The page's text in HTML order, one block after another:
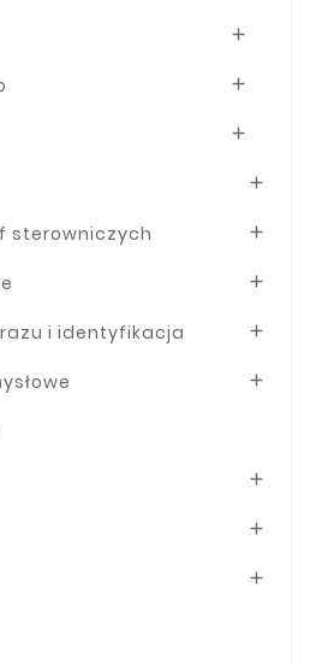




sterowniczych 

i identyfikacja 



